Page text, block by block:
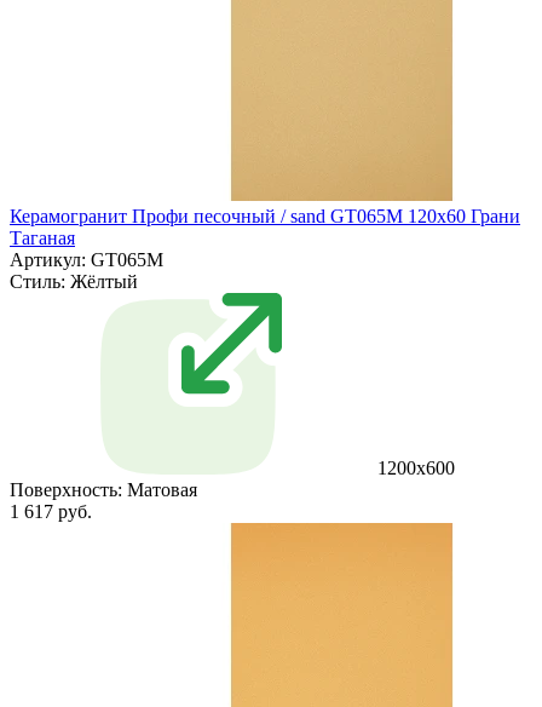
Керамогранит Профи песочный / sand GT065M 120х60 Грани
Таганая
Артикул: GT065M
Стиль: Жёлтый
1200х600
Поверхность: Матовая
1 617 руб.